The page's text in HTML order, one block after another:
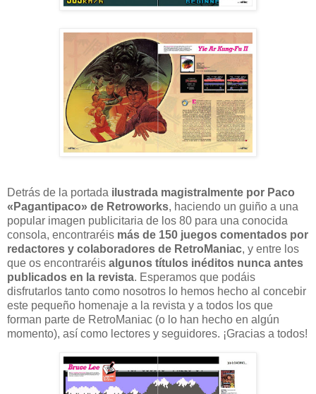
Detrás de la portada ilustrada magistralmente por Paco
«Pagantipaco» de Retroworks, haciendo un guiño a una
popular imagen publicitaria de los 80 para una conocida
consola, encontraréis más de 150 juegos comentados por
redactores y colaboradores de RetroManiac, y entre los
que os encontraréis algunos títulos inéditos nunca antes
publicados en la revista. Esperamos que podáis
disfrutarlos tanto como nosotros lo hemos hecho al concebir
este pequeño homenaje a la revista y a todos los que
forman parte de RetroManiac (o lo han hecho en algún
momento), así como lectores y seguidores. ¡Gracias a todos!